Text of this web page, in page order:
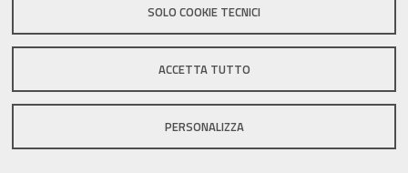
SOLO COOKIE TECNICI
ACCETTA TUTTO
PERSONALIZZA
DPO|Accessibilità